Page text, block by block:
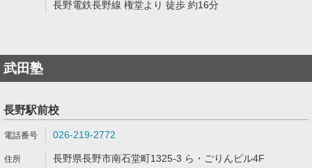
長野電鉄長野線 権堂より 徒歩 約16分
武田塾
長野駅前校
026-219-2772
長野県長野市南石堂町1325-3 ら・ごりんビル4F